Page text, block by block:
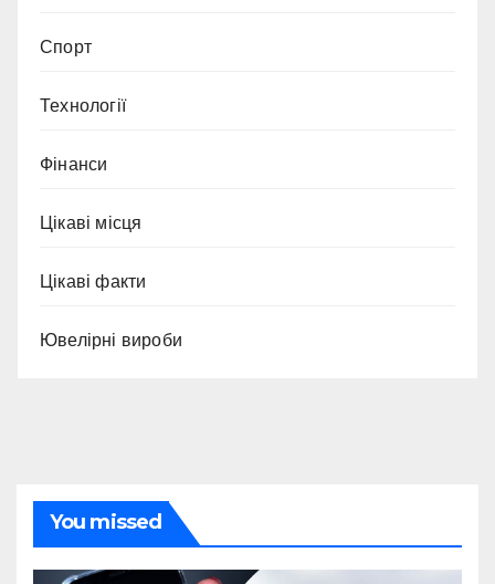
Спорт
Технології
Фінанси
Цікаві місця
Цікаві факти
Ювелірні вироби
You missed